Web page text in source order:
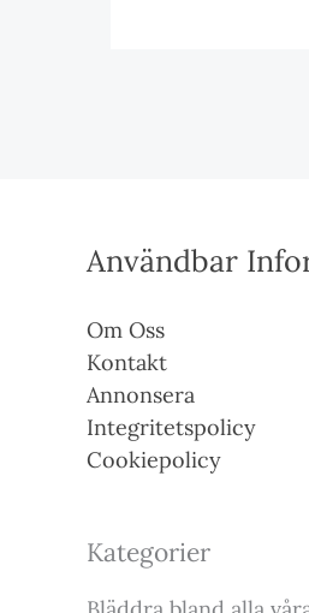
Användbar
Om Oss
Kontakt
Annonsera
Integritetspolicy
Cookiepolicy
Kategorier